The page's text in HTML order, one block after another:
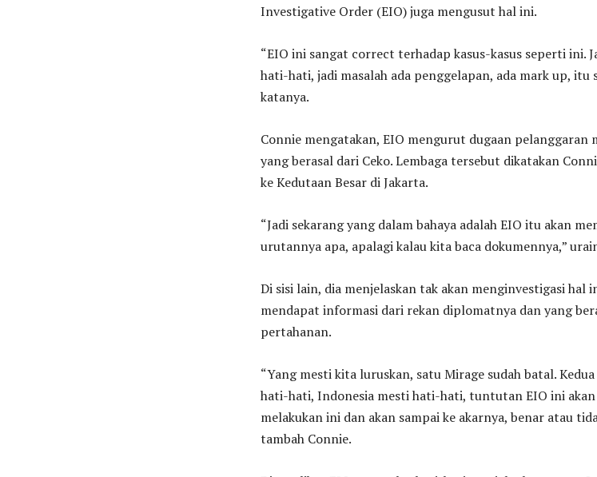
Investigative Order (EIO) juga mengusut hal ini.
“EIO ini sangat correct terhadap kasus-kasus seperti ini.
hati-hati, jadi masalah ada penggelapan, ada mark up, itu
katanya.
Connie mengatakan, EIO mengurut dugaan pelanggaran
yang berasal dari Ceko. Lembaga tersebut dikatakan
ke Kedutaan Besar di Jakarta.
“Jadi sekarang yang dalam bahaya adalah EIO itu akan
urutannya apa, apalagi kalau kita baca dokumennya,”
Di sisi lain, dia menjelaskan tak akan menginvestigasi hal
mendapat informasi dari rekan diplomatnya dan yang
pertahanan.
“Yang mesti kita luruskan, satu Mirage sudah batal.
hati-hati, Indonesia mesti hati-hati, tuntutan EIO ini akan
melakukan ini dan akan sampai ke akarnya, benar atau
tambah Connie.